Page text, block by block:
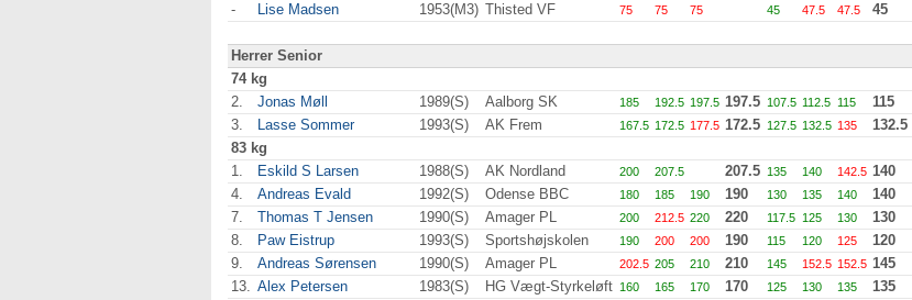
-
Lise Madsen 1953(M3) Thisted VF 75 75 75 45 47.5 47.5 45
Herrer Senior
74 kg
2.
Jonas Møll 1989(S) Aalborg SK 185 192.5 197.5 197.5 107.5 112.5 115 115
3.
Lasse Sommer 1993(S) AK Frem 167.5 172.5 177.5 172.5 127.5 132.5 135 132.5
83 kg
1.
Eskild S Larsen 1988(S) AK Nordland 200 207.5 207.5 135 140 142.5 140
4.
Andreas Evald 1992(S) Odense BBC 180 185 190 190 130 135 140 140
7.
Thomas T Jensen 1990(S) Amager PL 200 212.5 220 220 117.5 125 130 130
8.
Paw Eistrup 1993(S) Sportshøjskolen 190 200 200 190 115 120 125 120
9.
Andreas Sørensen 1990(S) Amager PL 202.5 205 210 210 145 152.5 152.5 145
13. Alex Petersen 1983(S) HG Vægt-Styrkeløft 160 165 170 170 125 130 135 135